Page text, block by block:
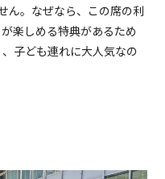
ん。なぜなら、この席の利
楽しめる特典があるため
子ども連れに大人気なの